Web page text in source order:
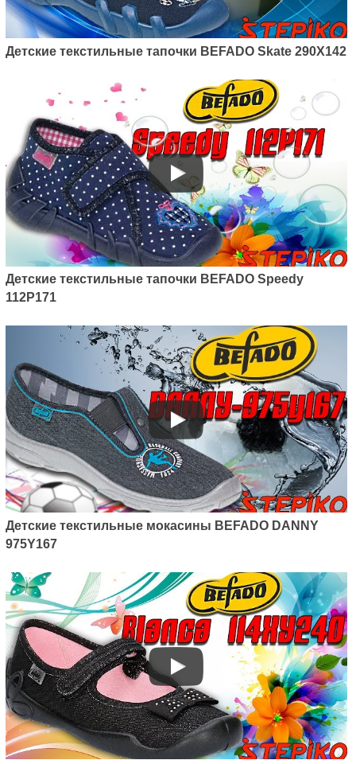
Детские текстильные тапочки BEFADO Skate 290X142
Детские текстильные тапочки BEFADO Speedy
112P171
Детские текстильные мокасины BEFADO DANNY
975Y167